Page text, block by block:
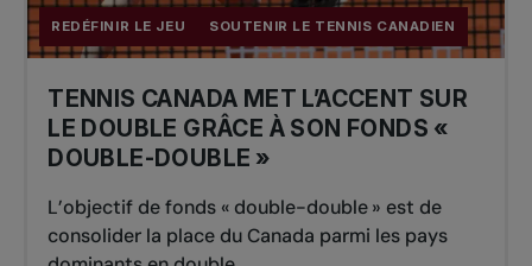
REDÉFINIR LE JEU SOUTENIR LE TENNIS CANADIEN
TENNIS CANADA MET L’ACCENT SUR
LE DOUBLE GRÂCE À SON FONDS «
DOUBLE-DOUBLE »
L’objectif de fonds « double-double » est de
consolider la place du Canada parmi les pays